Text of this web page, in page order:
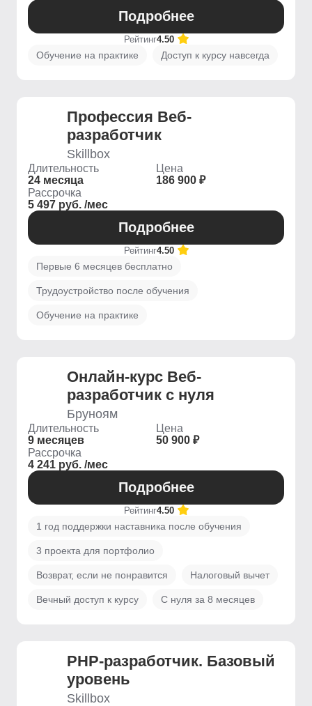
Подробнее
Рейтинг4.50
Обучение на практике Доступ к курсу навсегда
Профессия Веб-
разработчик
Skillbox
Длительность
24 месяца
Цена
186 900 ₽
Рассрочка
5 497 руб. /мес
Подробнее
Рейтинг4.50
Первые 6 месяцев бесплатно
Трудоустройство после обучения
Обучение на практике
Онлайн-курс Веб-
разработчик с нуля
Бруноям
Длительность
9 месяцев
Цена
50 900 ₽
Рассрочка
4 241 руб. /мес
Подробнее
Рейтинг4.50
1 год поддержки наставника после обучения
3 проекта для портфолио
Возврат, если не понравится Налоговый вычет
Вечный доступ к курсу С нуля за 8 месяцев
PHP-разработчик. Базовый
уровень
Skillbox